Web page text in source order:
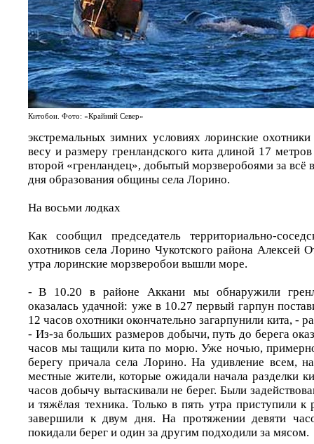
Китобои. Фото: «Крайний Север»
экстремальных зимних условиях лоринские
весу и размеру гренландского кита длиной 17
второй «гренландец», добытый морзверобоями за всё
дня образования общины села Лорино.
На восьми лодках
Как сообщил председатель территориально-
охотников села Лорино Чукотского района Алексей
утра лоринские морзверобои вышли море.
- В 10.20 в районе Аккани мы обнаружили
оказалась удачной: уже в 10.27 первый гарпун
12 часов охотники окончательно загарпунили кита, -
- Из-за больших размеров добычи, путь до берега
часов мы тащили кита по морю. Уже ночью,
берегу причала села Лорино. На удивление всем,
местные жители, которые ожидали начала разделки
часов добычу вытаскивали не берег. Были
и тяжёлая техника. Только в пять утра приступили к
завершили к двум дня. На протяжении девяти
покидали берег и один за другим подходили за мясом.